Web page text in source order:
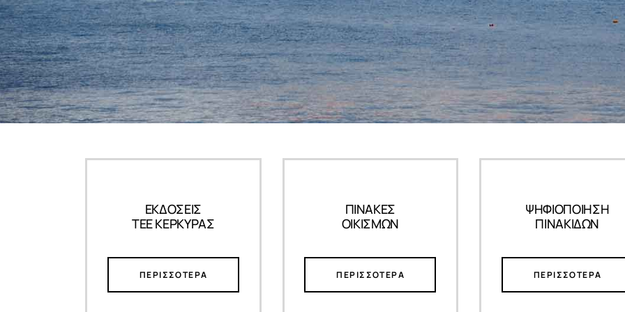
ΕΚΔΟΣΕΙΣ
ΤΕΕ ΚΕΡΚΥΡΑΣ
ΠΕΡΙΣΣΟΤΕΡΑ
ΠΙΝΑΚΕΣ
ΟΙΚΙΣΜΩΝ
ΠΕΡΙΣΣΟΤΕΡΑ
ΨΗΦΙΟΠΟΙΗΣΗ
ΠΙΝΑΚΙΔΩΝ
ΠΕΡΙΣΣΟΤΕΡΑ